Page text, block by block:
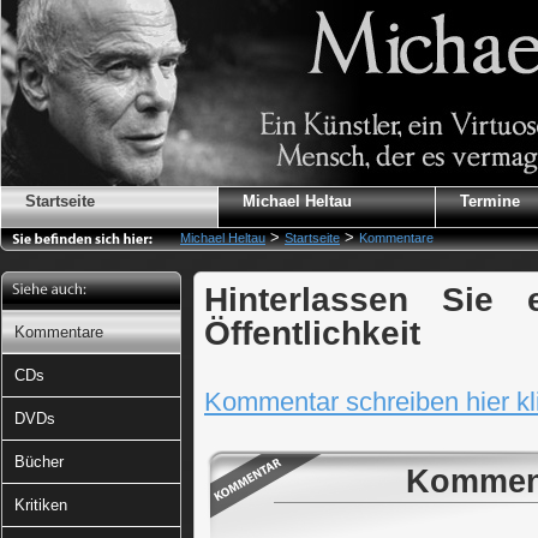
Startseite Michael Heltau Termine
Michael Heltau>Startseite>Kommentare
Kommentare
CDs
DVDs
Bücher
Kritiken
Hinterlassen Sie
Öffentlichkeit
Kommentar schreiben hier